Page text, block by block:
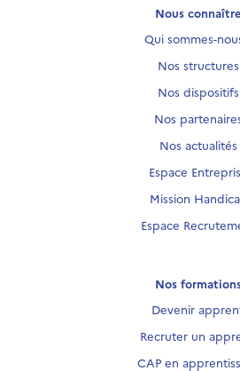
Nous connaître
Qui sommes-
Nos structures
Nos dispositifs
Nos
Nos actualités
Espace
Mission
Espace
Nos
Devenir
Recruter un
CAP en